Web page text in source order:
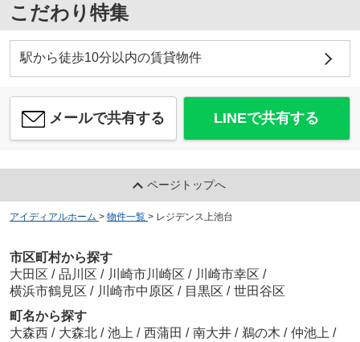
こだわり特集
駅から徒歩10分以内の賃貸物件
メールで共有する LINEで共有する
ページトップへ
アイディアルホーム > 物件一覧 > レジデンス上池台
市区町村から探す
大田区 / 品川区 / 川崎市川崎区 / 川崎市幸区 /
横浜市鶴見区 / 川崎市中原区 / 目黒区 / 世田谷区
町名から探す
大森西 / 大森北 / 池上 / 西蒲田 / 南大井 / 鵜の木 / 仲池上 /